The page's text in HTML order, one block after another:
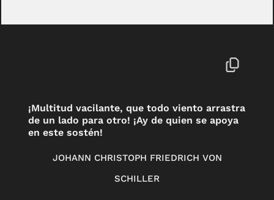
¡Multitud vacilante, que todo viento arrastra
de un lado para otro! ¡Ay de quien se apoya
en este sostén!
JOHANN CHRISTOPH FRIEDRICH VON
SCHILLER